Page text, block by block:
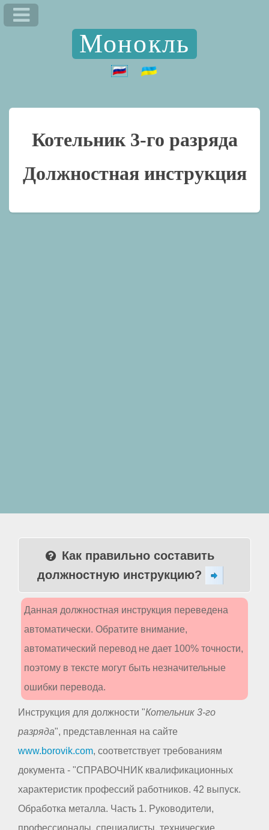
Монокль
Котельник 3-го разряда
Должностная инструкция
Как правильно составить
должностную инструкцию?
Данная должностная инструкция переведена
автоматически. Обратите внимание,
автоматический перевод не дает 100% точности,
поэтому в тексте могут быть незначительные
ошибки перевода.
Инструкция для должности "Котельник 3-го
разряда", представленная на сайте
www.borovik.com, соответствует требованиям
документа - "СПРАВОЧНИК квалификационных
характеристик профессий работников. 42 выпуск.
Обработка металла. Часть 1. Руководители,